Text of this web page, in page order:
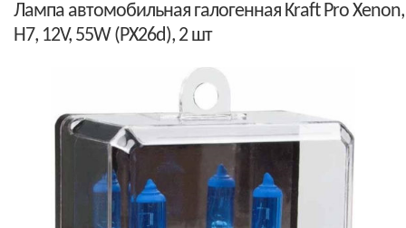
Лампа автомобильная галогенная Kraft Pro Xenon,
H7, 12V, 55W (PX26d), 2 шт